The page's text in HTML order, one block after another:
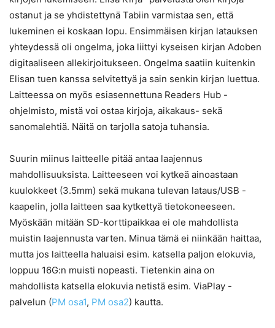
ostanut ja se yhdistettynä Tabiin varmistaa sen, että
lukeminen ei koskaan lopu. Ensimmäisen kirjan latauksen
yhteydessä oli ongelma, joka liittyi kyseisen kirjan Adoben
digitaaliseen allekirjoitukseen. Ongelma saatiin kuitenkin
Elisan tuen kanssa selvitettyä ja sain senkin kirjan luettua.
Laitteessa on myös esiasennettuna Readers Hub -
ohjelmisto, mistä voi ostaa kirjoja, aikakaus- sekä
sanomalehtiä. Näitä on tarjolla satoja tuhansia.
Suurin miinus laitteelle pitää antaa laajennus
mahdollisuuksista. Laitteeseen voi kytkeä ainoastaan
kuulokkeet (3.5mm) sekä mukana tulevan lataus/USB -
kaapelin, jolla laitteen saa kytkettyä tietokoneeseen.
Myöskään mitään SD-korttipaikkaa ei ole mahdollista
muistin laajennusta varten. Minua tämä ei niinkään haittaa,
mutta jos laitteella haluaisi esim. katsella paljon elokuvia,
loppuu 16G:n muisti nopeasti. Tietenkin aina on
mahdollista katsella elokuvia netistä esim. ViaPlay -
palvelun (PM osa1, PM osa2) kautta.